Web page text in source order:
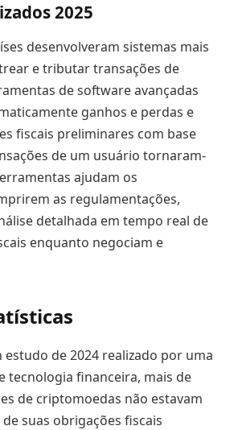
2025
desenvolveram sistemas mais
e tributar transações de
de software avançadas
ganhos e perdas e
fiscais preliminares com base
de um usuário tornaram-
ajudam os
as regulamentações,
detalhada em tempo real de
enquanto negociam e
de 2024 realizado por uma
tecnologia financeira, mais de
de criptomoedas não estavam
suas obrigações fiscais